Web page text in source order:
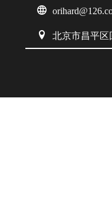

 北京市昌平区